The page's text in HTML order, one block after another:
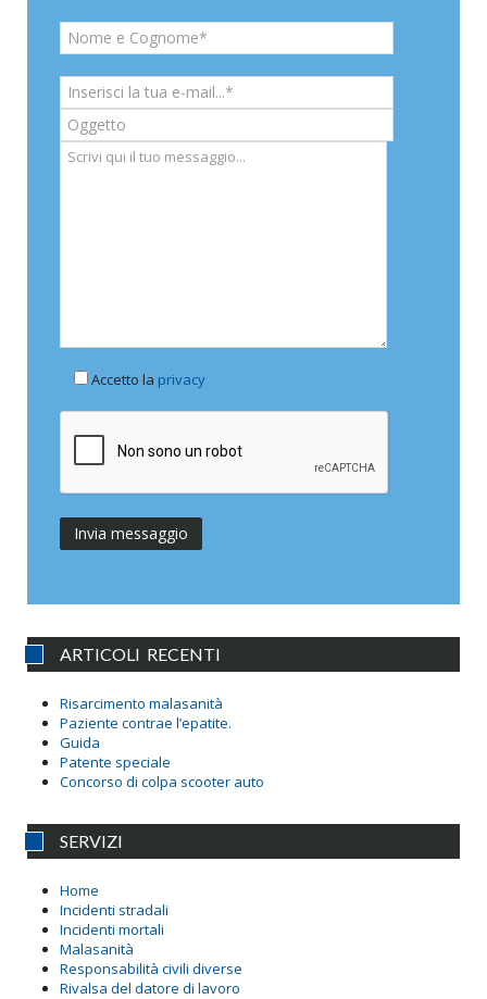
Accetto la privacy
ARTICOLI RECENTI
Risarcimento malasanità
Paziente contrae l’epatite.
Guida
Patente speciale
Concorso di colpa scooter auto
SERVIZI
Home
Incidenti stradali
Incidenti mortali
Malasanità
Responsabilità civili diverse
Rivalsa del datore di lavoro